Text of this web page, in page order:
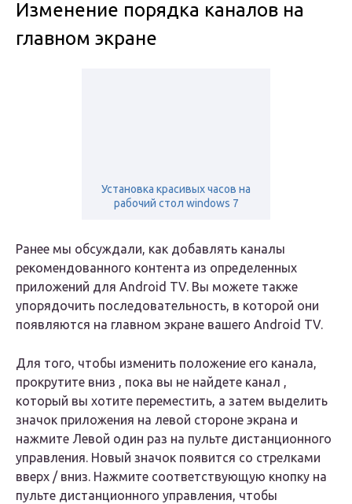
Изменение порядка каналов на
главном экране
Установка красивых часов на
рабочий стол windows 7
Ранее мы обсуждали, как добавлять каналы
рекомендованного контента из определенных
приложений для Android TV. Вы можете также
упорядочить последовательность, в которой они
появляются на главном экране вашего Android TV.
Для того, чтобы изменить положение его канала,
прокрутите вниз , пока вы не найдете канал ,
который вы хотите переместить, а затем выделить
значок приложения на левой стороне экрана и
нажмите Левой один раз на пульте дистанционного
управления. Новый значок появится со стрелками
вверх / вниз. Нажмите соответствующую кнопку на
пульте дистанционного управления, чтобы